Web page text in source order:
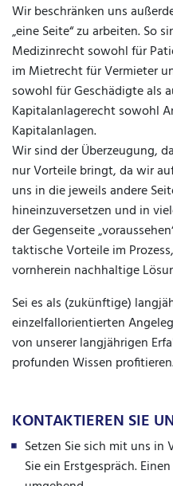
Wir beschränken uns
„eine Seite“ zu arbeiten. So
Medizinrecht sowohl für
im Mietrecht für Vermieter
sowohl für Geschädigte als
Kapitalanlagerecht sowohl
Kapitalanlagen.
Wir sind der Überzeugung,
nur Vorteile bringt, da wir
uns in die jeweils andere
hineinzuversetzen und in
der Gegenseite
taktische Vorteile im
vornherein nachhaltige
Sei es als (zukünftige)
einzelfallorientierten
von unserer langjährigen
profunden Wissen
KONTAKTIEREN SIE
Setzen Sie sich mit uns in
Sie ein Erstgespräch.